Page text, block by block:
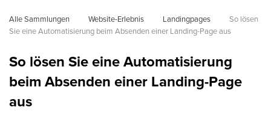
Alle Sammlungen Website-Erlebnis Landingpages
So lösen
Sie eine Automatisierung beim Absenden einer Landing-Page aus
So lösen Sie eine Automatisierung
beim Absenden einer Landing-Page
aus